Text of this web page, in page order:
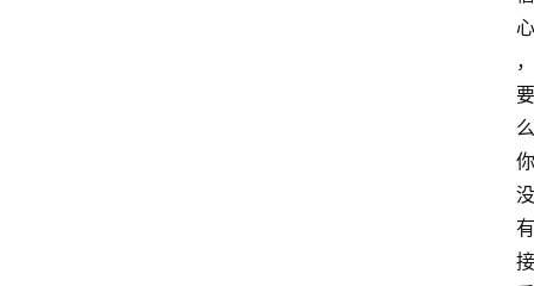
心
，
要
么
你
没
有
接